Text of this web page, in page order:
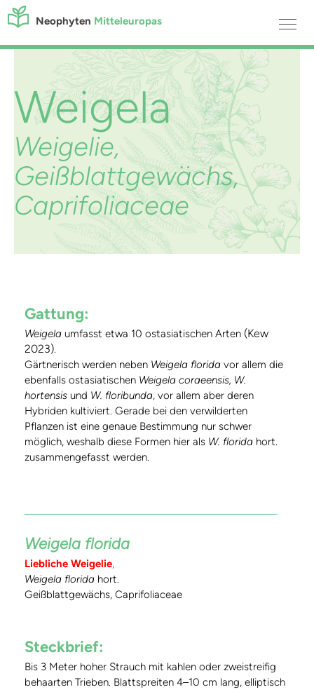
Neophyten Mitteleuropas
Weigela
Weigelie,
Geißblattgewächs,
Caprifoliaceae
Gattung:
Weigela umfasst etwa 10 ostasiatischen Arten (Kew
2023).
Gärtnerisch werden neben Weigela florida vor allem die
ebenfalls ostasiatischen Weigela coraeensis, W.
hortensis und W. floribunda, vor allem aber deren
Hybriden kultiviert. Gerade bei den verwilderten
Pflanzen ist eine genaue Bestimmung nur schwer
möglich, weshalb diese Formen hier als W. florida hort.
zusammengefasst werden.
Weigela florida
Liebliche Weigelie,
Weigela florida hort.
Geißblattgewächs, Caprifoliaceae
Steckbrief:
Bis 3 Meter hoher Strauch mit kahlen oder zweistreifig
behaarten Trieben. Blattspreiten 4–10 cm lang, elliptisch